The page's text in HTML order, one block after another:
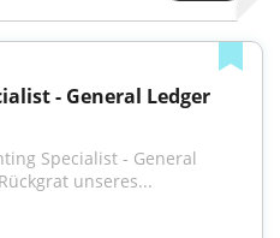
- General Ledger
Specialist - General
unseres...